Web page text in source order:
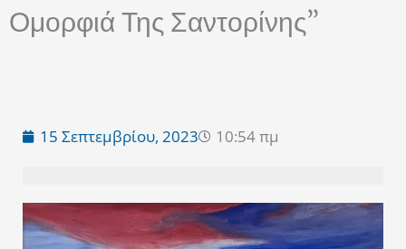
Ομορφιά Της Σαντορίνης”
15 Σεπτεμβρίου, 2023 10:54 πμ